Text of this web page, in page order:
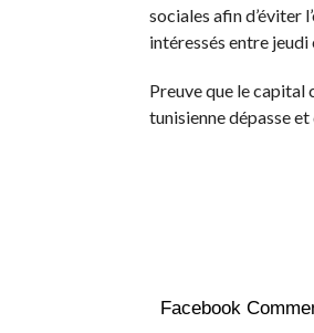
sociales afin d’éviter
intéressés entre jeudi
Preuve que le capital
tunisienne dépasse
Facebook